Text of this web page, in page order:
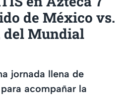
de México vs.
del Mundial
jornada llena de
acompañar la